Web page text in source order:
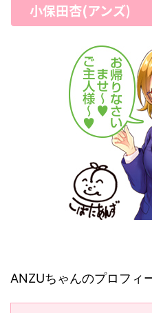
小保田杏(アンズ)
ANZUちゃんのプロフィ